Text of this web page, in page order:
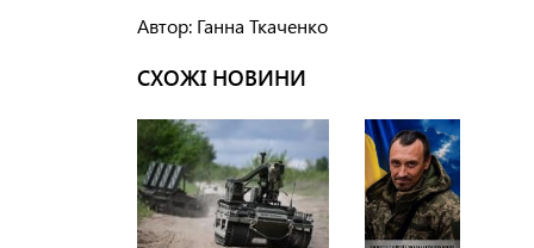
Автор: Ганна Ткаченко
СХОЖІ НОВИНИ